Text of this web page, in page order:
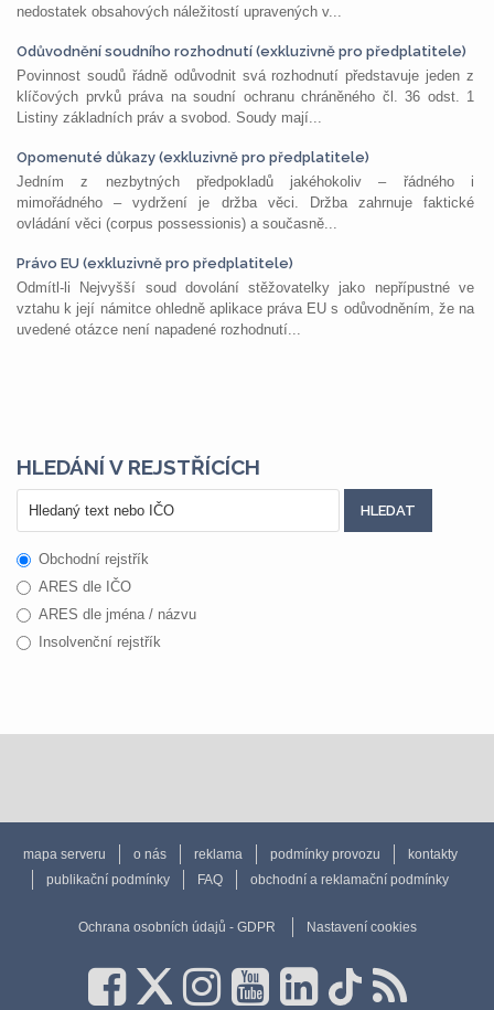
nedostatek obsahových náležitostí upravených v...
Odůvodnění soudního rozhodnutí (exkluzivně pro předplatitele)
Povinnost soudů řádně odůvodnit svá rozhodnutí představuje jeden z
klíčových prvků práva na soudní ochranu chráněného čl. 36 odst. 1
Listiny základních práv a svobod. Soudy mají...
Opomenuté důkazy (exkluzivně pro předplatitele)
Jedním z nezbytných předpokladů jakéhokoliv – řádného i
mimořádného – vydržení je držba věci. Držba zahrnuje faktické
ovládání věci (corpus possessionis) a současně...
Právo EU (exkluzivně pro předplatitele)
Odmítl-li Nejvyšší soud dovolání stěžovatelky jako nepřípustné ve
vztahu k její námitce ohledně aplikace práva EU s odůvodněním, že na
uvedené otázce není napadené rozhodnutí...
HLEDÁNÍ V REJSTŘÍCÍCH
Obchodní rejstřík
ARES dle IČO
ARES dle jména / názvu
Insolvenční rejstřík
mapa serveru o nás reklama podmínky provozu
kontakty
publikační podmínky
FAQ obchodní a reklamační podmínky
Ochrana osobních údajů - GDPR Nastavení cookies